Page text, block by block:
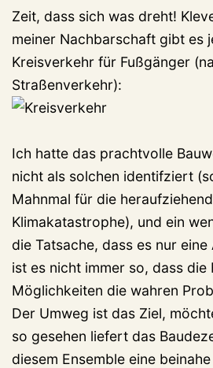
Zeit, dass sich was dreht!
meiner Nachbarschaft gibt es
Kreisverkehr für Fußgänger
Straßenverkehr):
Ich hatte das prachtvolle
nicht als solchen identifziert
Mahnmal für die
Klimakatastrophe), und ein
die Tatsache, dass es nur
ist es nicht immer so, dass die
Möglichkeiten die wahren
Der Umweg ist das Ziel,
so gesehen liefert das
diesem Ensemble eine